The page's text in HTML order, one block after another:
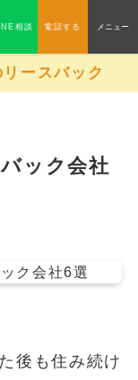
相談 電話する メニュー
ースバック
ック会社
後も住み続け